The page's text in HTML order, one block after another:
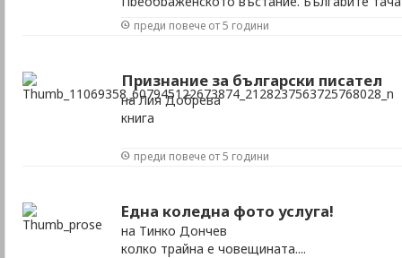
преди повече от 5 години
Признание за български писател
на Лия Добрева
книга
преди повече от 5 години
Една коледна фото услуга!
на Тинко Дончев
колко трайна е човещината....